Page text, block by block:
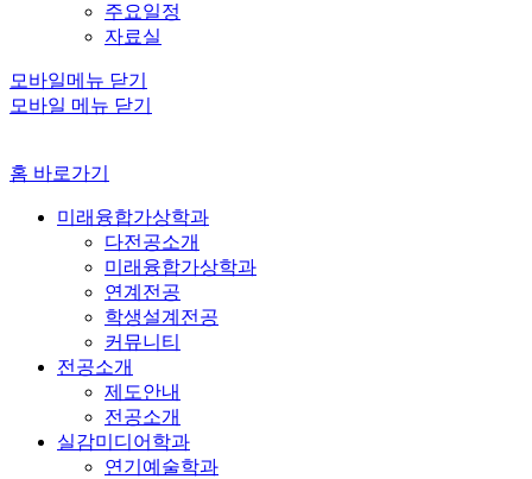
주요일정
자료실
모바일메뉴 닫기
모바일 메뉴 닫기
홈 바로가기
미래융합가상학과
다전공소개
미래융합가상학과
연계전공
학생설계전공
커뮤니티
전공소개
제도안내
전공소개
실감미디어학과
연기예술학과